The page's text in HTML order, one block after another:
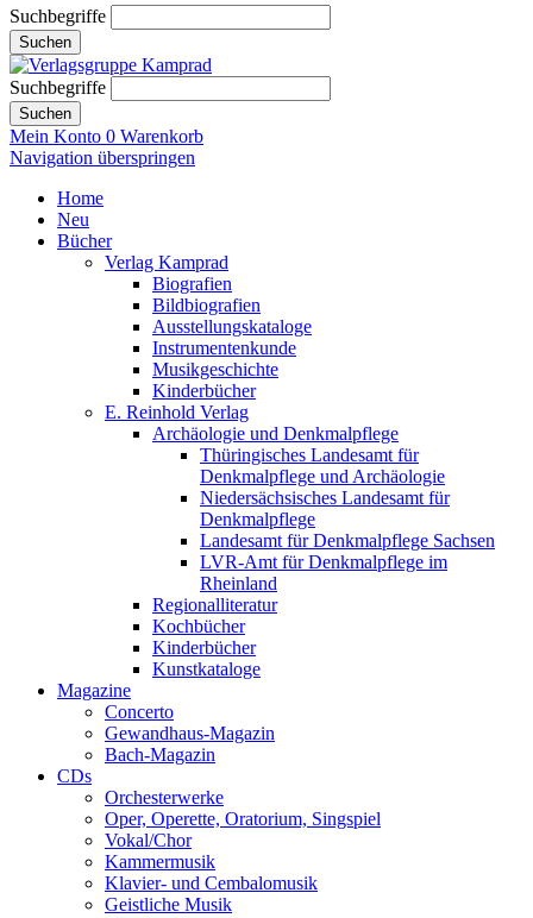
Suchbegriffe
Suchen
Suchbegriffe
Suchen
Mein Konto 0 Warenkorb
Navigation überspringen
Home
Neu
Bücher
Verlag Kamprad
Biografien
Bildbiografien
Ausstellungskataloge
Instrumentenkunde
Musikgeschichte
Kinderbücher
E. Reinhold Verlag
Archäologie und Denkmalpflege
Thüringisches Landesamt für
Denkmalpflege und Archäologie
Niedersächsisches Landesamt für
Denkmalpflege
Landesamt für Denkmalpflege Sachsen
LVR-Amt für Denkmalpflege im
Rheinland
Regionalliteratur
Kochbücher
Kinderbücher
Kunstkataloge
Magazine
Concerto
Gewandhaus-Magazin
Bach-Magazin
CDs
Orchesterwerke
Oper, Operette, Oratorium, Singspiel
Vokal/Chor
Kammermusik
Klavier- und Cembalomusik
Geistliche Musik